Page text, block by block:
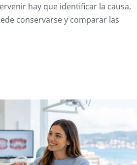
hay que identificar la causa,
conservarse y comparar las